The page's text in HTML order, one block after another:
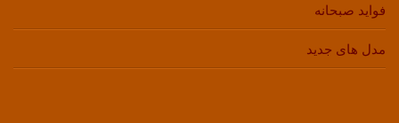
فواید صبحانه
مدل های جدید